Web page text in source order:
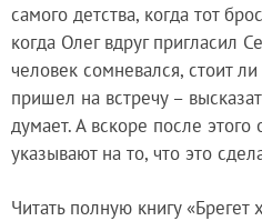
самого детства, когда тот
когда Олег вдруг пригласил
человек сомневался, стоит
пришел на встречу –
думает. А вскоре после этого
указывают на то, что это
Читать полную книгу